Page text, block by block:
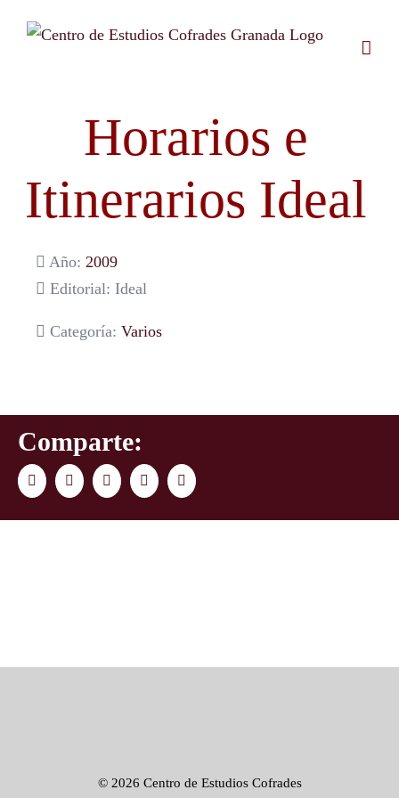
Horarios e
Itinerarios Ideal
Año: 2009
Editorial: Ideal
Categoría: Varios
Comparte:
FacebookTwitter LinkedInWhatsAppCorreo
electrónico
© 2026 Centro de Estudios Cofrades